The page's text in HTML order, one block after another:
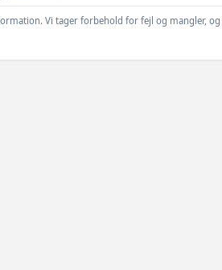
Vi tager forbehold for fejl og mangler,